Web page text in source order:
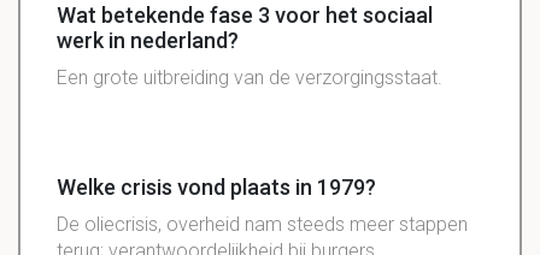
Wat betekende fase 3 voor het sociaal
werk in nederland?
Een grote uitbreiding van de verzorgingsstaat.
Welke crisis vond plaats in 1979?
De oliecrisis, overheid nam steeds meer stappen